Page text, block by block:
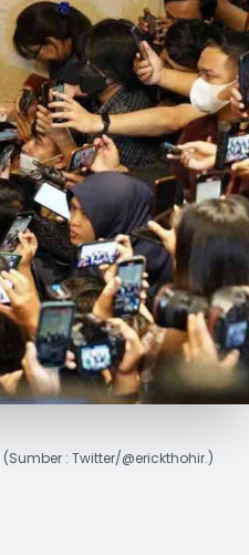
: Twitter/@erickthohir.)